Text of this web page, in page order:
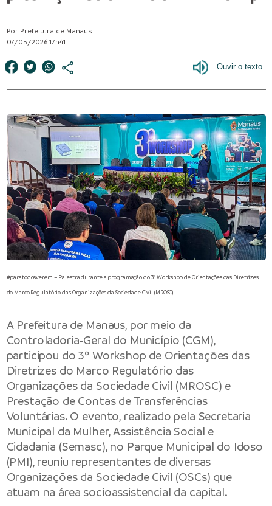
Por Prefeitura de Manaus
07/05/2026 17h41
#paratodosverem – Palestra durante a programação do 3º Workshop de Orientações das Diretrizes
do Marco Regulatório das Organizações da Sociedade Civil (MROSC)
A Prefeitura de Manaus, por meio da
Controladoria-Geral do Município (CGM),
participou do 3º Workshop de Orientações das
Diretrizes do Marco Regulatório das
Organizações da Sociedade Civil (MROSC) e
Prestação de Contas de Transferências
Voluntárias. O evento, realizado pela Secretaria
Municipal da Mulher, Assistência Social e
Cidadania (Semasc), no Parque Municipal do Idoso
(PMI), reuniu representantes de diversas
Organizações da Sociedade Civil (OSCs) que
atuam na área socioassistencial da capital.